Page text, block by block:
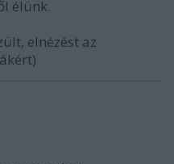
élünk.
elnézést az